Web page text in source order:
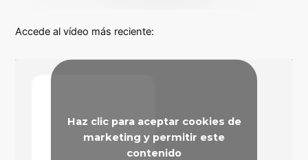
Accede al vídeo más reciente:
Haz clic para aceptar cookies de
marketing y permitir este
contenido